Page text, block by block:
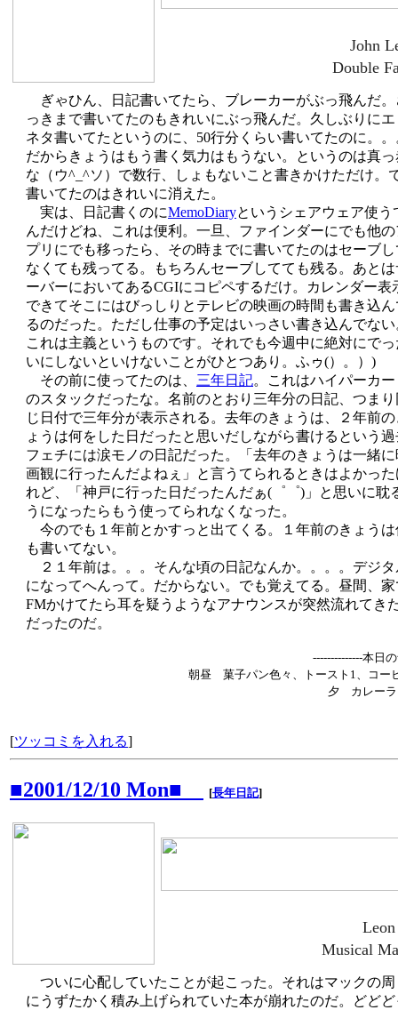
John
Double
ぎゃひん、日記書いてたら、ブレーカーがぶっ飛んだ。
っきまで書いてたのもきれいにぶっ飛んだ。久しぶりにエ
ネタ書いてたというのに、50行分くらい書いてたのに。。
だからきょうはもう書く気力はもうない。というのは真っ
な（ウ^_^ソ）で数行、しょもないこと書きかけただけ。
書いてたのはきれいに消えた。
実は、日記書くのにMemoDiaryというシェアウェア使う
んだけどね、これは便利。一旦、ファインダーにでも他の
プリにでも移ったら、その時までに書いてたのはセーブし
なくても残ってる。もちろんセーブしてても残る。あとは
ーバーにおいてあるCGIにコピペするだけ。カレンダー表
できてそこにはびっしりとテレビの映画の時間も書き込ん
るのだった。ただし仕事の予定はいっさい書き込んでない
これは主義というものです。それでも今週中に絶対にでっ
いにしないといけないことがひとつあり。ふゥ(）。）)
その前に使ってたのは、 三年日記。これはハイパーカー
のスタックだったな。名前のとおり三年分の日記、つまり
じ日付で三年分が表示される。去年のきょうは、２年前の
ょうは何をした日だったと思いだしながら書けるという過
フェチには涙モノの日記だった。「去年のきょうは一緒に
画観に行ったんだよねぇ」と言うてられるときはよかった
れど、「神戸に行った日だったんだぁ(゜゜)」と思いに耽
うになったらもう使ってられなくなった。
今のでも１年前とかすっと出てくる。１年前のきょうは
も書いてない。
２１年前は。。。そんな頃の日記なんか。。。。デジタ
になってへんって。だからない。でも覚えてる。昼間、家
FMかけてたら耳を疑うようなアナウンスが突然流れてき
だったのだ。
--------------本日
朝昼 菓子パン色々、トースト1、コー
夕 カレーラ
[ツッコミを入れる]
■2001/12/10 Mon■ [長年日記]
Musical
ついに心配していたことが起こった。それはマックの周
にうずたかく積み上げられていた本が崩れたのだ。どどど